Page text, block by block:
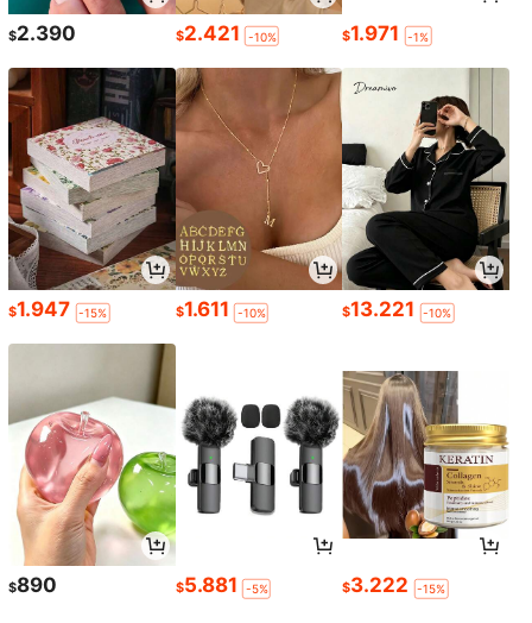
$2.390 $2.421 -10% $1.971 -1%
$1.947 -15% $1.611 -10% $13.221 -10%
$890 $5.881 -5% $3.222 -15%